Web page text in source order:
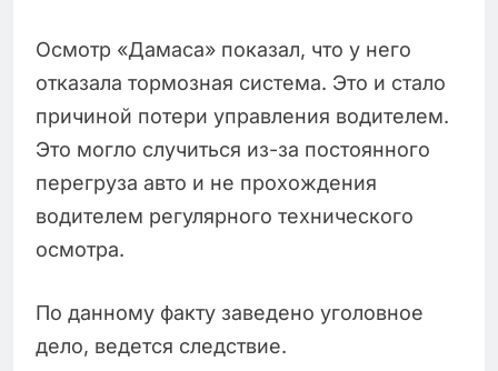
Осмотр «Дамаса» показал, что у него
отказала тормозная система. Это и стало
причиной потери управления водителем.
Это могло случиться из-за постоянного
перегруза авто и не прохождения
водителем регулярного технического
осмотра.
По данному факту заведено уголовное
дело, ведется следствие.